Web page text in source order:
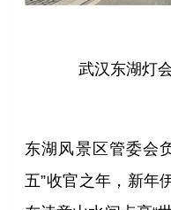
武汉东湖灯
东湖风景区管委会
五”收官之年，新年